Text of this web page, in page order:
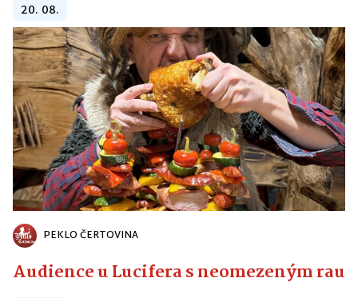
20. 08.
PEKLO ČERTOVINA
Audience u Lucifera s neomezeným